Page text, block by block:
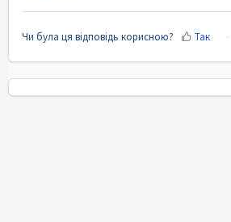
Чи була ця відповідь корисною? Так